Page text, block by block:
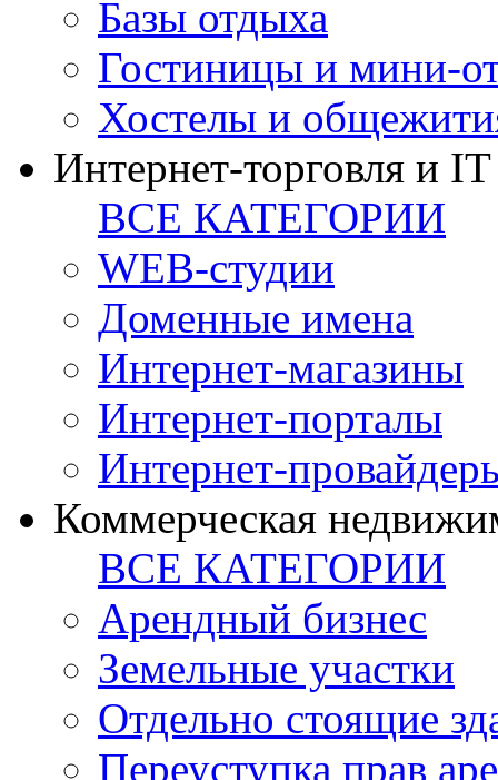
Базы отдыха
Гостиницы и мини-
Хостелы и
Интернет-торговля и IT
ВСЕ КАТЕГОРИИ
WEB-студии
Доменные имена
Интернет-магазины
Интернет-порталы
Интернет-
Коммерческая
ВСЕ КАТЕГОРИИ
Арендный бизнес
Земельные участки
Отдельно стоящие
Переуступка прав